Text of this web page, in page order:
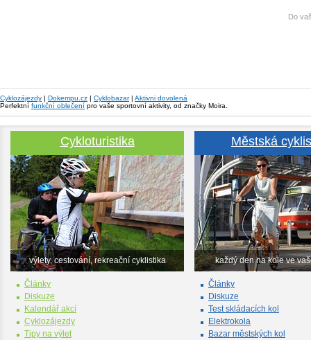
Do
Cyklozájezdy | Dokempu.cz | Cyklobazar| Aktivni dovolená
Perfektní funkční oblečení pro vaše sportovní aktivity, od značky Moira.
Cykloturistika
výlety, cestování, rekreační cyklistika
Články
Diskuze
Kalendář akcí
Cyklozájezdy
Tipy na výlet
Městská
každý den na kole ve
Články
Diskuze
Test skládacích kol
Elektrokola
Bazar městských kol